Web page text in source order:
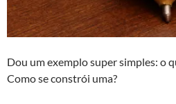
Dou um exemplo super simples: o
Como se constrói uma?